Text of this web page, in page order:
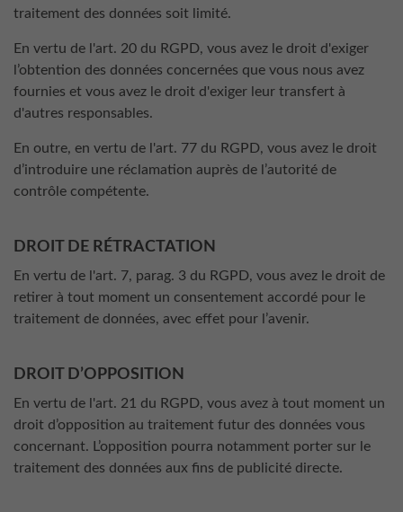
traitement des données soit limité.
En vertu de l'art. 20 du RGPD, vous avez le droit d'exiger
l’obtention des données concernées que vous nous avez
fournies et vous avez le droit d'exiger leur transfert à
d'autres responsables.
En outre, en vertu de l'art. 77 du RGPD, vous avez le droit
d’introduire une réclamation auprès de l’autorité de
contrôle compétente.
DROIT DE RÉTRACTATION
En vertu de l'art. 7, parag. 3 du RGPD, vous avez le droit de
retirer à tout moment un consentement accordé pour le
traitement de données, avec effet pour l’avenir.
DROIT D’OPPOSITION
En vertu de l'art. 21 du RGPD, vous avez à tout moment un
droit d’opposition au traitement futur des données vous
concernant. L’opposition pourra notamment porter sur le
traitement des données aux fins de publicité directe.